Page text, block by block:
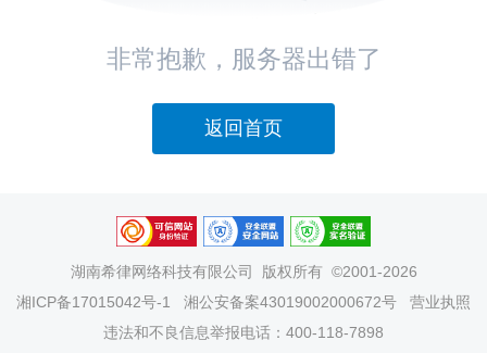
非常抱歉，服务器出错了
返回首页
湖南希律网络科技有限公司
版权所有 ©2001-2026
湘ICP备17015042号-1
湘公安备案43019002000672号
营业执照
违法和不良信息举报电话：400-118-7898